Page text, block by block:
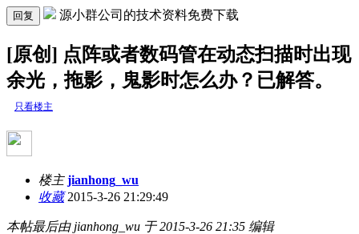
回复 源小群公司的技术资料免费下载
[原创] 点阵或者数码管在动态扫描时出现
余光，拖影，鬼影时怎么办？已解答。
只看楼主
楼主 jianhong_wu
收藏2015-3-26 21:29:49
本帖最后由 jianhong_wu 于 2015-3-26 21:35 编辑